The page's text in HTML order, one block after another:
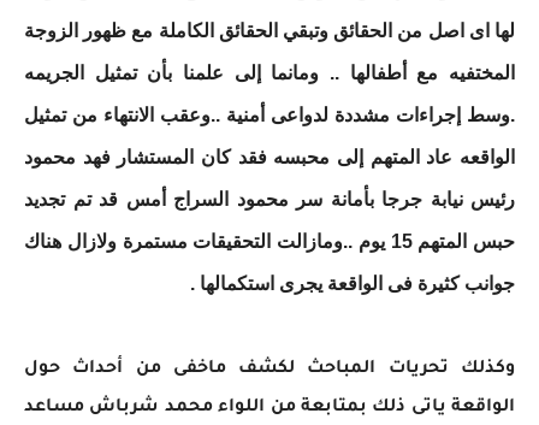
لها اى اصل من الحقائق وتبقي الحقائق الكاملة مع ظهور الزوجة
المختفيه مع أطفالها .. ومانما إلى علمنا بأن تمثيل الجريمه
.وسط إجراءات مشددة لدواعى أمنية ..وعقب الانتهاء من تمثيل
الواقعه عاد المتهم إلى محبسه فقد كان المستشار فهد محمود
رئيس نيابة جرجا بأمانة سر محمود السراج أمس قد تم تجديد
حبس المتهم 15 يوم ..ومازالت التحقيقات مستمرة ولازال هناك
جوانب كثيرة فى الواقعة يجرى استكمالها .
وكذلك تحريات المباحث لكشف ماخفى من أحداث حول
الواقعة ياتى ذلك بمتابعة من اللواء محمد شرباش مساعد